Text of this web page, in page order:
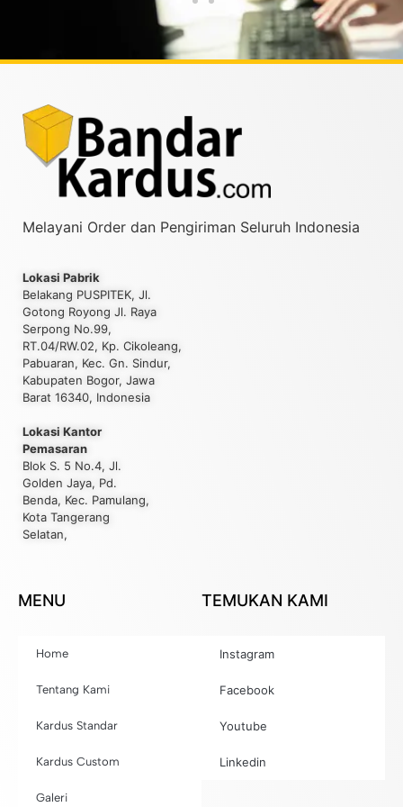
Melayani Order dan Pengiriman Seluruh Indonesia
Lokasi Pabrik
Belakang PUSPITEK, Jl.
Gotong Royong Jl. Raya
Serpong No.99,
RT.04/RW.02, Kp. Cikoleang,
Pabuaran, Kec. Gn. Sindur,
Kabupaten Bogor, Jawa
Barat 16340, Indonesia
Lokasi Kantor
Pemasaran
Blok S. 5 No.4, Jl.
Golden Jaya, Pd.
Benda, Kec. Pamulang,
Kota Tangerang
Selatan,
MENU
Home
Tentang Kami
Kardus Standar
Kardus Custom
Galeri
TEMUKAN KAMI
Instagram
Facebook
Youtube
Linkedin